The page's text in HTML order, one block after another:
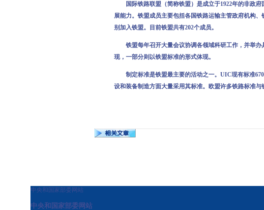
国际铁路联盟（简称铁盟）是成立于1922年的非政府
展能力。铁盟成员主要包括各国铁路运输主管政府机构
别加入铁盟。目前铁盟共有202个成员。
铁盟每年召开大量会议协调各领域科研工作，并举办
现，一部分则以铁盟标准的形式体现。
制定标准是铁盟最主要的活动之一。UIC现有标准670
设和装备制造方面大量采用其标准。欧盟许多铁路标准与
中央和国家部委网站
中央和国家部委网站